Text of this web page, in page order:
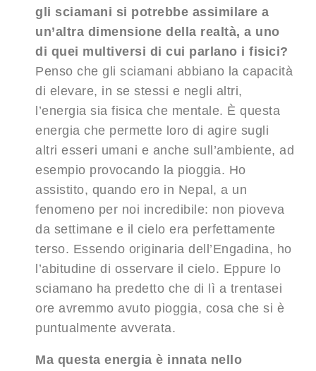
gli sciamani si potrebbe assimilare a
un’altra dimensione della realtà, a uno
di quei multiversi di cui parlano i fisici?
Penso che gli sciamani abbiano la capacità
di elevare, in se stessi e negli altri,
l’energia sia fisica che mentale. È questa
energia che permette loro di agire sugli
altri esseri umani e anche sull’ambiente, ad
esempio provocando la pioggia. Ho
assistito, quando ero in Nepal, a un
fenomeno per noi incredibile: non pioveva
da settimane e il cielo era perfettamente
terso. Essendo originaria dell’Engadina, ho
l’abitudine di osservare il cielo. Eppure lo
sciamano ha predetto che di lì a trentasei
ore avremmo avuto pioggia, cosa che si è
puntualmente avverata.
Ma questa energia è innata nello